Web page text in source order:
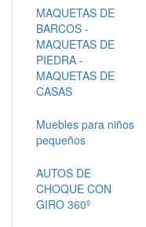
MAQUETAS DE
BARCOS -
MAQUETAS DE
PIEDRA -
MAQUETAS DE
CASAS
Muebles para niños
pequeños
AUTOS DE
CHOQUE CON
GIRO 360º